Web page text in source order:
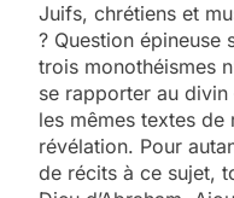
Juifs, chrétiens et
? Question épineuse
trois monothéismes
se rapporter au
les mêmes textes
révélation. Pour
de récits à ce sujet,